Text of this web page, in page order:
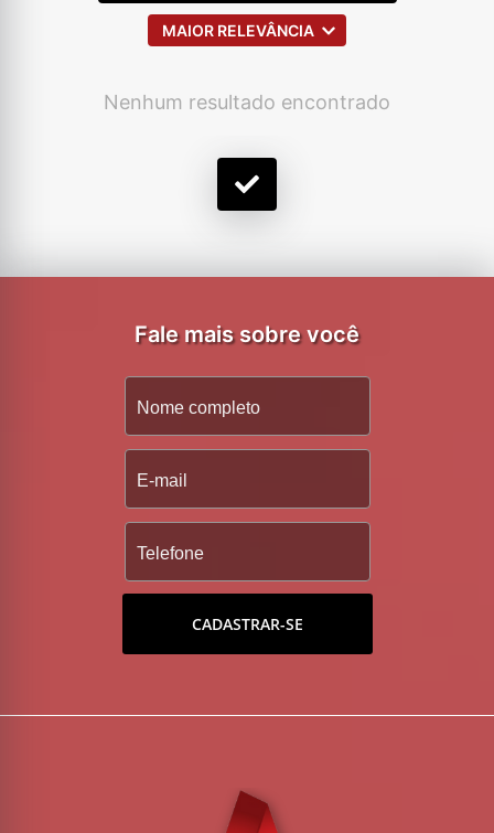
MAIOR RELEVÂNCIA
Nenhum resultado encontrado
Fale mais sobre você
CADASTRAR-SE